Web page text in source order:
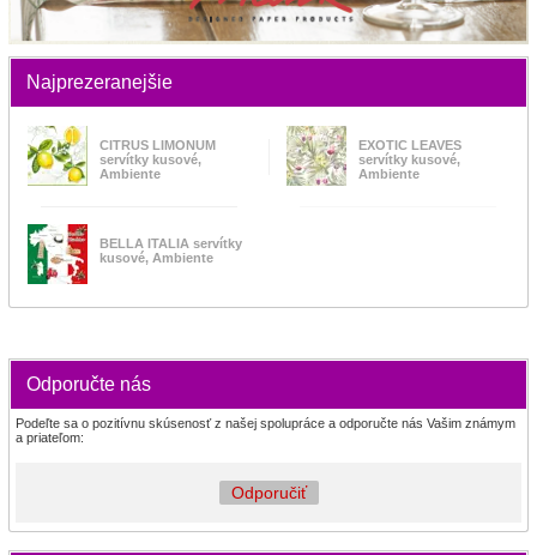
Najprezeranejšie
CITRUS LIMONUM
servítky kusové,
Ambiente
EXOTIC LEAVES
servítky kusové,
Ambiente
BELLA ITALIA servítky
kusové, Ambiente
Odporučte nás
Podeľte sa o pozitívnu skúsenosť z našej spolupráce a odporučte nás Vašim známym
a priateľom:
Odporučiť